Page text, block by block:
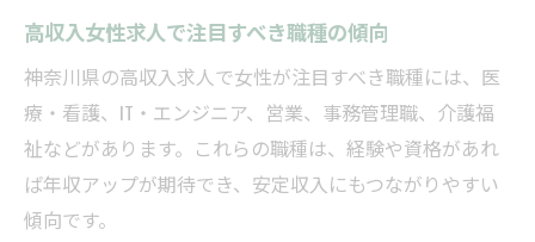
高収入女性求人で注目すべき職種の傾向
神奈川県の高収入求人で女性が注目すべき職種には、医
療・看護、IT・エンジニア、営業、事務管理職、介護福
祉などがあります。これらの職種は、経験や資格があれ
ば年収アップが期待でき、安定収入にもつながりやすい
傾向です。